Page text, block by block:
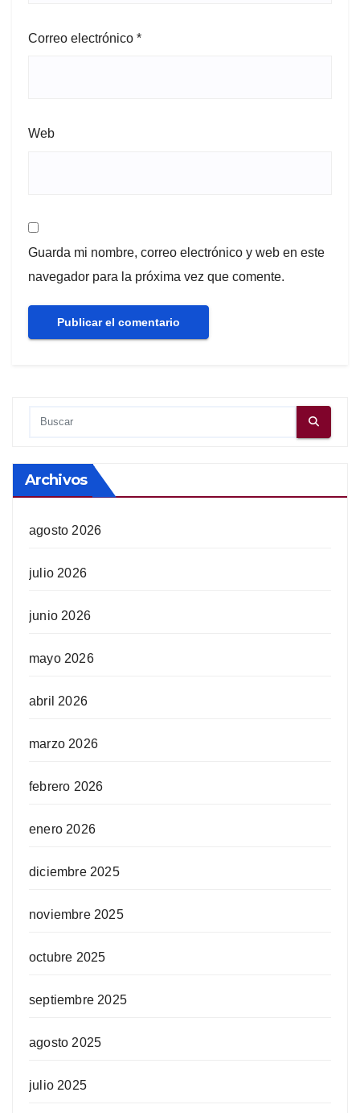
Correo electrónico *
Web
Guarda mi nombre, correo electrónico y web en este
navegador para la próxima vez que comente.
Archivos
agosto 2026
julio 2026
junio 2026
mayo 2026
abril 2026
marzo 2026
febrero 2026
enero 2026
diciembre 2025
noviembre 2025
octubre 2025
septiembre 2025
agosto 2025
julio 2025